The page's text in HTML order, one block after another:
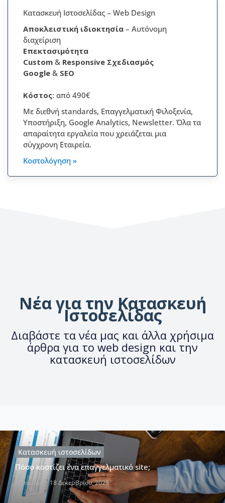
Κατασκευή Ιστοσελίδας – Web Design
Αποκλειστική ιδιοκτησία – Αυτόνομη
διαχείριση
Επεκτασιμότητα
Custom & Responsive Σχεδιασμός
Google & SEO
Κόστος: από 490€
Με διεθνή standards, Επαγγελματική Φιλοξενία,
Υποστήριξη, Google Analytics, Newsletter. Όλα τα
απαραίτητα εργαλεία που χρειάζεται μια
σύγχρονη Εταιρεία.
Κοστολόγηση »
Νέα για την Κατασκευή
Ιστοσελίδας
Διαβάστε τα νέα μας και άλλα χρήσιμα
άρθρα για το web design και την
κατασκευή ιστοσελίδων
Κατασκευή ιστοσελίδων
Πόσο κοστίζει ένα επαγγελματικό site;
Marianna 18 Δεκεμβρίου, 2025